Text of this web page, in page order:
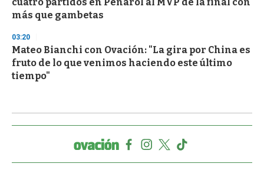
cuatro partidos en Peñarol al MVP de la final con
más que gambetas
03:20
Mateo Bianchi con Ovación: "La gira por China es
fruto de lo que venimos haciendo este último
tiempo"